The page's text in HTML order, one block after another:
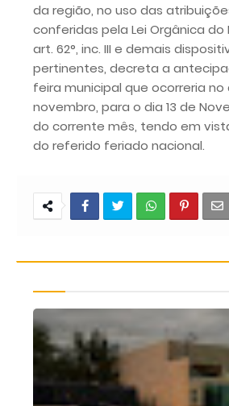
da região, no uso das
conferidas pela Lei Orgânica do
art. 62°, inc. III e demais
pertinentes, decreta a
feira municipal que ocorreria no
novembro, para o dia 13 de
do corrente mês, tendo em
do referido feriado nacional.